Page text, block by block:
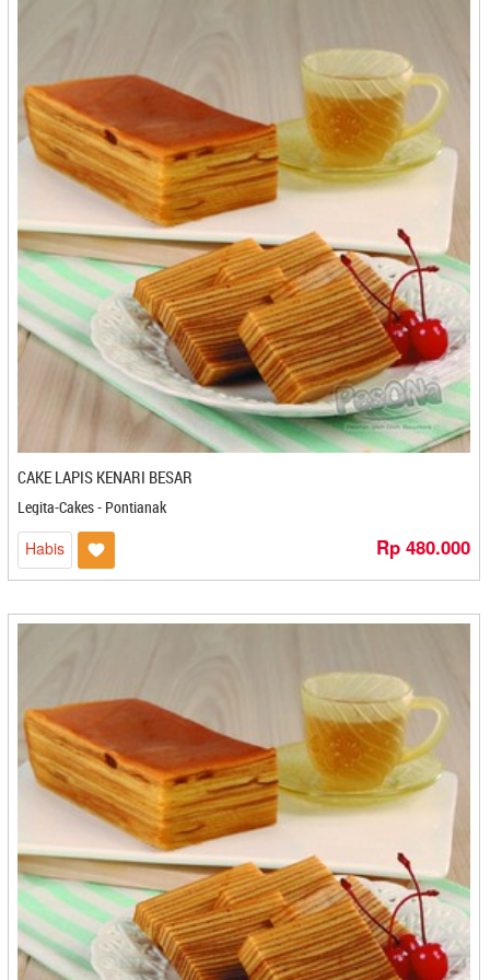
Foodendez - Bandung
Frenzy (Coklat Ibuk E) - Kediri
GAVIN'S FIGS - Semarang
Gedhang Sari Makmur - Cilacap
Gemira Browker - Bandung
Gerai Oleh Oleh Laa Qola - Bandar Lampung
Gerbang Marina - Bontang
Getas Wah-You - Pangkal Pinang
Gethuk Eco - Magelang
Gethuk Goreng - Magelang
Ginding Cuanki - Bandung
Gipang Pangrih - Cilegon
Glory food - Surabaya
Gn. Tidar - Magelang
Golden Bell - Bandung
Graha Macarina - Jember
Graha Otak Otak - Pangkal Pinang
Griya Pecel 276 - Kediri
Gudang Madu - Depok
Gudeg Manggar Bu Tinur - Yogyakarta
GUDEG YU DJUM - Yogyakarta
Gula Semut Aren Berkah Buluh Awar - Medan
Hafa Esa Bolu Gulung - Medan
Hafara Honey - Cirebon
Halifa Cimilikitiw - Banjarmasin
Halo Oma - Cilegon
Hanana - Cilacap
HD RASA - Cilegon
Healthy Sweet Nukita Food - Bandung
CAKE LAPIS KENARI BESAR
Legita-Cakes - Pontianak
Habis Rp 480.000